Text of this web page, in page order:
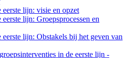
lijn: visie en opzet
lijn: Groepsprocessen en
lijn: Obstakels bij het geven van
in de eerste lijn -